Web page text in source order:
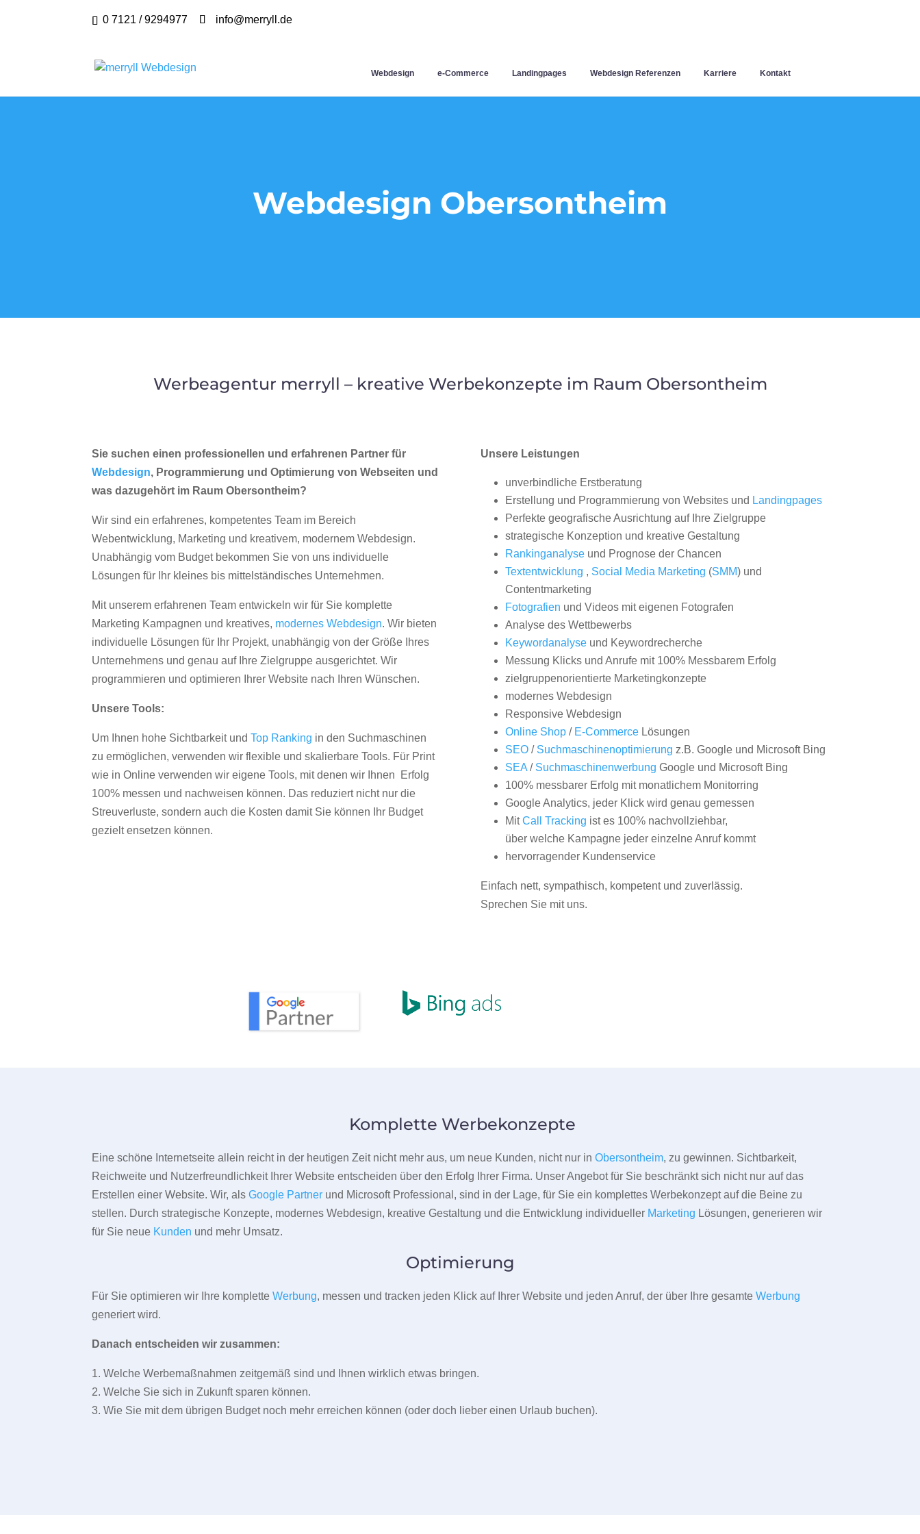
0 7121 / 9294977 info@merryll.de
Webdesign e-Commerce Landingpages Webdesign Referenzen Karriere Kontakt
Webdesign Obersontheim
Werbeagentur merryll – kreative Werbekonzepte im Raum Obersontheim
Sie suchen einen professionellen und erfahrenen Partner für
Webdesign, Programmierung und Optimierung von Webseiten und
was dazugehört im Raum Obersontheim?
Wir sind ein erfahrenes, kompetentes Team im Bereich
Webentwicklung, Marketing und kreativem, modernem Webdesign.
Unabhängig vom Budget bekommen Sie von uns individuelle
Lösungen für Ihr kleines bis mittelständisches Unternehmen.
Mit unserem erfahrenen Team entwickeln wir für Sie komplette
Marketing Kampagnen und kreatives, modernes Webdesign. Wir bieten
individuelle Lösungen für Ihr Projekt, unabhängig von der Größe Ihres
Unternehmens und genau auf Ihre Zielgruppe ausgerichtet. Wir
programmieren und optimieren Ihrer Website nach Ihren Wünschen.
Unsere Tools:
Um Ihnen hohe Sichtbarkeit undTop Ranking in den Suchmaschinen
zu ermöglichen, verwenden wir flexible und skalierbare Tools. Für Print
wie in Online verwenden wir eigene Tools, mit denen wir Ihnen Erfolg
100% messen und nachweisen können. Das reduziert nicht nur die
Streuverluste, sondern auch die Kosten damit Sie können Ihr Budget
gezielt ensetzen können.
Unsere Leistungen
unverbindliche Erstberatung
Erstellung und Programmierung von Websites und Landingpages
Perfekte geografische Ausrichtung auf Ihre Zielgruppe
strategische Konzeption und kreative Gestaltung
Rankinganalyseund Prognose der Chancen
Textentwicklung , Social Media Marketing (SMM) und
Contentmarketing
Fotografien und Videos mit eigenen Fotografen
Analyse des Wettbewerbs
Keywordanalyseund Keywordrecherche
Messung Klicks und Anrufe mit 100% Messbarem Erfolg
zielgruppenorientierte Marketingkonzepte
modernes Webdesign
Responsive Webdesign
Online Shop/ E-CommerceLösungen
SEO/ Suchmaschinenoptimierung z.B. Google und Microsoft Bing
SEA/ Suchmaschinenwerbung Google und Microsoft Bing
100% messbarer Erfolg mit monatlichem Monitorring
Google Analytics, jeder Klick wird genau gemessen
MitCall Tracking ist es 100% nachvollziehbar,
über welche Kampagne jeder einzelne Anruf kommt
hervorragender Kundenservice
Einfach nett, sympathisch, kompetent und zuverlässig.
Sprechen Sie mit uns.
Komplette Werbekonzepte
Eine schöne Internetseite allein reicht in der heutigen Zeit nicht mehr aus, um neue Kunden, nicht nur inObersontheim, zu gewinnen. Sichtbarkeit,
Reichweite und Nutzerfreundlichkeit Ihrer Website entscheiden über den Erfolg Ihrer Firma. Unser Angebot für Sie beschränkt sich nicht nur auf das
Erstellen einer Website. Wir, alsGoogle Partner und Microsoft Professional, sind in der Lage, für Sie ein komplettes Werbekonzept auf die Beine zu
stellen. Durch strategische Konzepte, modernes Webdesign, kreative Gestaltung und die Entwicklung individueller Marketing Lösungen, generieren wir
für Sie neue Kunden und mehr Umsatz.
Optimierung
Für Sie optimieren wir Ihre kompletteWerbung, messen und tracken jeden Klick auf Ihrer Website und jeden Anruf, der über Ihre gesamteWerbung
generiert wird.
Danach entscheiden wir zusammen:
1. Welche Werbemaßnahmen zeitgemäß sind und Ihnen wirklich etwas bringen.
2. Welche Sie sich in Zukunft sparen können.
3. Wie Sie mit dem übrigen Budget noch mehr erreichen können (oder doch lieber einen Urlaub buchen).